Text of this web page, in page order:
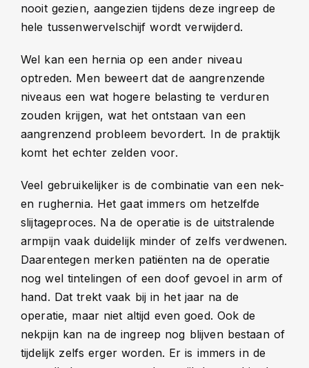
nooit gezien, aangezien tijdens deze ingreep de
hele tussenwervelschijf wordt verwijderd.
Wel kan een hernia op een ander niveau
optreden. Men beweert dat de aangrenzende
niveaus een wat hogere belasting te verduren
zouden krijgen, wat het ontstaan van een
aangrenzend probleem bevordert. In de praktijk
komt het echter zelden voor.
Veel gebruikelijker is de combinatie van een nek-
en rughernia. Het gaat immers om hetzelfde
slijtageproces. Na de operatie is de uitstralende
armpijn vaak duidelijk minder of zelfs verdwenen.
Daarentegen merken patiënten na de operatie
nog wel tintelingen of een doof gevoel in arm of
hand. Dat trekt vaak bij in het jaar na de
operatie, maar niet altijd even goed. Ook de
nekpijn kan na de ingreep nog blijven bestaan of
tijdelijk zelfs erger worden. Er is immers in de